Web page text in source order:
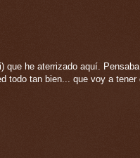
que he aterrizado aquí.
todo tan bien... que voy a tener